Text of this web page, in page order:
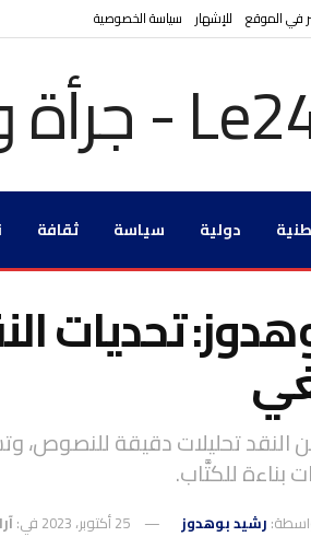
في الموقع للإشهار سياسة الخصوصية
دولية سياسة ثقافة
تحديات
تحليلات دقيقة للنصوص،
بناءة للكتَّاب.
رشيد بوهدوز 25 أكتوبر، 2023 في: